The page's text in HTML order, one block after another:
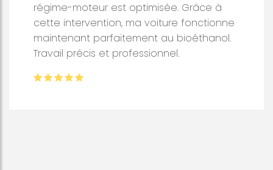
régime-moteur est optimisée. Grâce à
cette intervention, ma voiture fonctionne
maintenant parfaitement au bioéthanol.
Travail précis et professionnel.